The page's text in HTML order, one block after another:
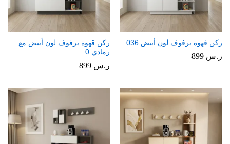
ركن قهوة برفوف لون أبيض 036
ر.س
ركن قهوة برفوف لون أبيض مع
رمادي 0
ر.س